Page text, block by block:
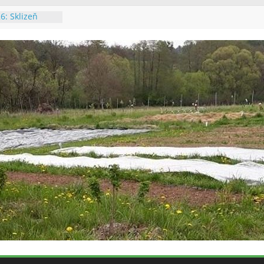
Výsadba
Údržba
výsadba
Poslední